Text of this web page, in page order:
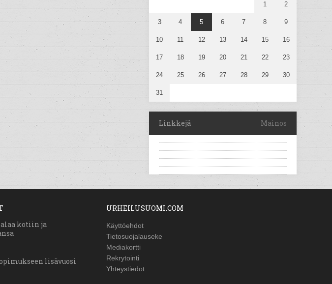
1 2
3 4 5 6 7 8 9
10 11 12 13 14 15 16
17 18 19 20 21 22 23
24 25 26 27 28 29 30
31
Linkkejä Mainos
kotiin ja
lisävuosi
URHEILUSUOMI.COM
Käyttöehdot
Tietosuojalauseke
Mediakortti
Rekrytointi
Yhteystiedot